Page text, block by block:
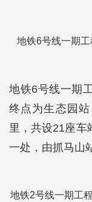
地铁6号线一期
地铁6号线一期
终点为生态园
里，共设21座车
一处，由抓马山
地铁2号线一期工